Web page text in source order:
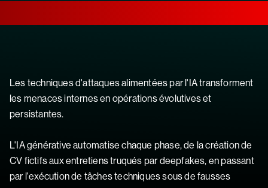
Les techniques d'attaques alimentées par l'IA transforment
les menaces internes en opérations évolutives et
persistantes.
L'IA générative automatise chaque phase, de la création de
CV fictifs aux entretiens truqués par deepfakes, en passant
par l'exécution de tâches techniques sous de fausses